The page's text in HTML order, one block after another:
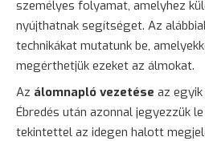
személyes folyamat, amelyhez
nyújthatnak segítséget. Az
technikákat mutatunk be,
megérthetjük ezeket az álmokat.
Az álomnapló vezetése az
Ébredés után azonnal jegyezzük
tekintettel az idegen halott